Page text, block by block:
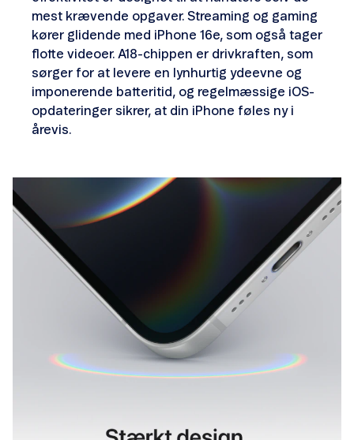
mest krævende opgaver. Streaming og gaming
kører glidende med iPhone 16e, som også tager
flotte videoer. A18-chippen er drivkraften, som
sørger for at levere en lynhurtig ydeevne og
imponerende batteritid, og regelmæssige iOS-
opdateringer sikrer, at din iPhone føles ny i
årevis.